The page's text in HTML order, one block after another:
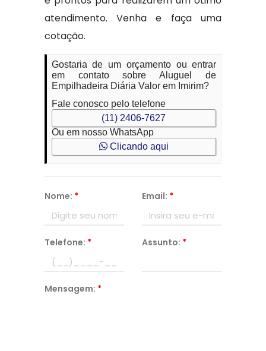
atendimento. Venha e faça uma
cotação.
Gostaria de um orçamento ou entrar
em contato sobre Aluguel de
Empilhadeira Diária Valor em Imirim?
Fale conosco pelo telefone
(11) 2406-7627
Ou em nosso WhatsApp
Clicando aqui
Nome: * Email: *
Telefone: * Assunto: *
Mensagem: *